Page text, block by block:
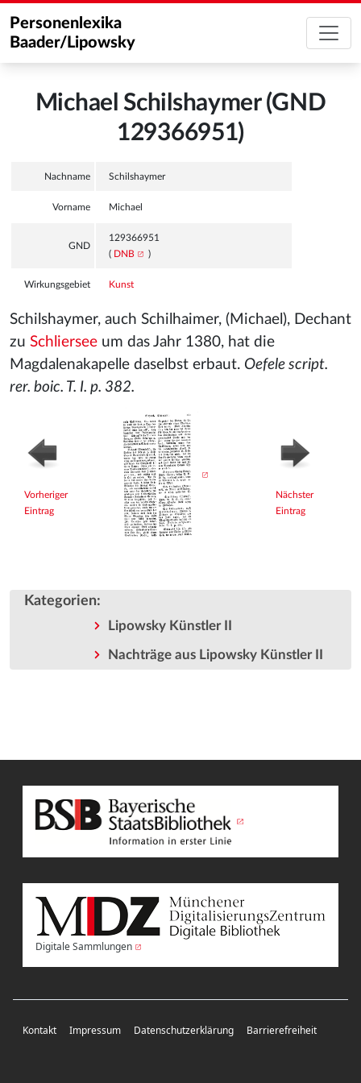
Personenlexika
Baader/Lipowsky
Michael Schilshaymer (GND
129366951)
Nachname Schilshaymer
Vorname Michael
GND
129366951
( DNB )
Wirkungsgebiet Kunst
Schilshaymer, auch Schilhaimer, (Michael), Dechant
zu Schliersee um das Jahr 1380, hat die
Magdalenakapelle daselbst erbaut. Oefele script.
rer. boic. T. I. p. 382.
Vorheriger
Eintrag
Nächster
Eintrag
Kategorien:
Lipowsky Künstler II
Nachträge aus Lipowsky Künstler II
Digitale Sammlungen
Kontakt Impressum Datenschutzerklärung Barrierefreiheit